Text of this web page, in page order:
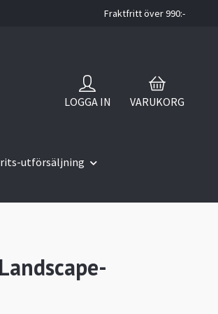
Fraktfritt över 990:-
LOGGA IN VARUKORG
utförsäljning